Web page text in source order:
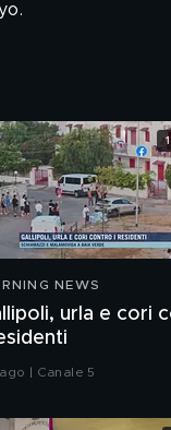
NEWS
urla e cori
| Canale 5